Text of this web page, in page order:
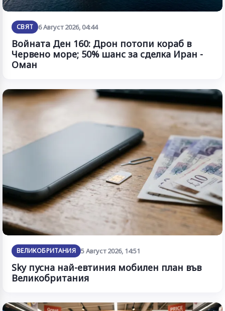
СВЯТ 6 Август 2026, 04:44
Войната Ден 160: Дрон потопи кораб в
Червено море; 50% шанс за сделка Иран -
Оман
ВЕЛИКОБРИТАНИЯ 5 Август 2026, 14:51
Sky пусна най-евтиния мобилен план във
Великобритания